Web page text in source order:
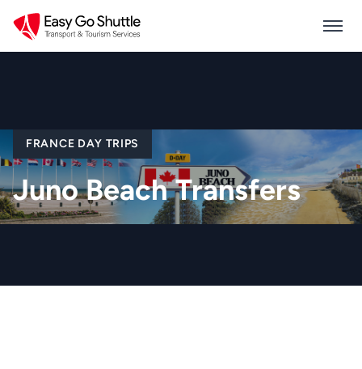
FRANCE DAY TRIPS
Juno Beach Transfers